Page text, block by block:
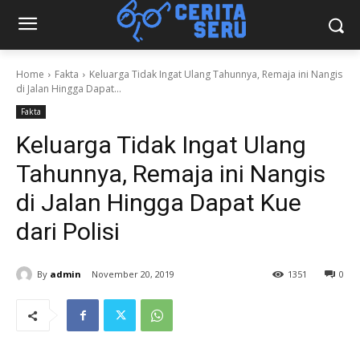
Home Fakta
Keluarga Tidak Ingat Ulang Tahunnya, Remaja ini Nangis
di Jalan Hingga Dapat...
Fakta
Keluarga Tidak Ingat Ulang
Tahunnya, Remaja ini Nangis
di Jalan Hingga Dapat Kue
dari Polisi
By admin November 20, 2019 0
1351